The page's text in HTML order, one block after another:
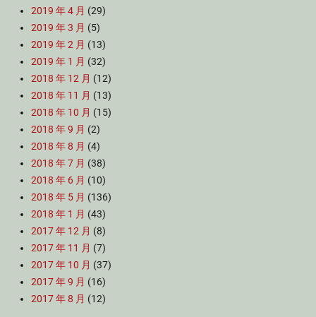
2019 年 4 月 (29)
2019 年 3 月 (5)
2019 年 2 月 (13)
2019 年 1 月 (32)
2018 年 12 月 (12)
2018 年 11 月 (13)
2018 年 10 月 (15)
2018 年 9 月 (2)
2018 年 8 月 (4)
2018 年 7 月 (38)
2018 年 6 月 (10)
2018 年 5 月 (136)
2018 年 1 月 (43)
2017 年 12 月 (8)
2017 年 11 月 (7)
2017 年 10 月 (37)
2017 年 9 月 (16)
2017 年 8 月 (12)